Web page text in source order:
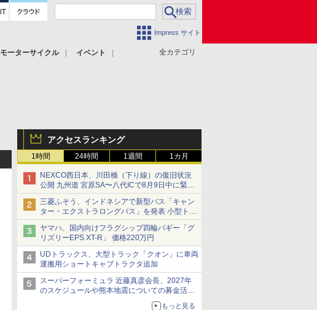
Impress サイト
全カテゴリ
モーターサイクル
イベント
アクセスランキング
1時間 24時間 1週間 1カ月
NEXCO西日本、川田橋（下り線）の復旧状況
公開 九州道 宮原SA〜八代ICで8月9日中に緊急
車両を通行可能に
三菱ふそう、インドネシアで新型バス「キャン
ター・エクストラロングバス」を発表 小型トラ
ックベースの観光・旅客輸送向けバス
ヤマハ、国内向けフラグシップ四輪バギー「グ
リズリーEPS XT-R」 価格220万円
UDトラックス、大型トラック「クオン」に車両
運搬用ショートキャブトラクタ追加
スーパーフォーミュラ 近藤真彦会長、2027年
のスケジュールや熊本地震についての募金活動
もっと見る